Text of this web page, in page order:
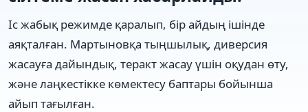
Іс жабық режимде қаралып, бір айдың ішінде
аяқталған. Мартыновқа тыңшылық, диверсия
жасауға дайындық, теракт жасау үшін оқудан өту,
және лаңкестікке көмектесу баптары бойынша
айып тағылған.